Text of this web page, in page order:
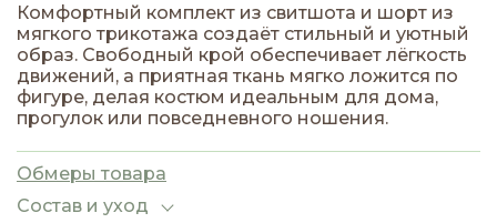
Комфортный комплект из свитшота и шорт из
мягкого трикотажа создаёт стильный и уютный
образ. Свободный крой обеспечивает лёгкость
движений, а приятная ткань мягко ложится по
фигуре, делая костюм идеальным для дома,
прогулок или повседневного ношения.
Обмеры товара
Состав и уход